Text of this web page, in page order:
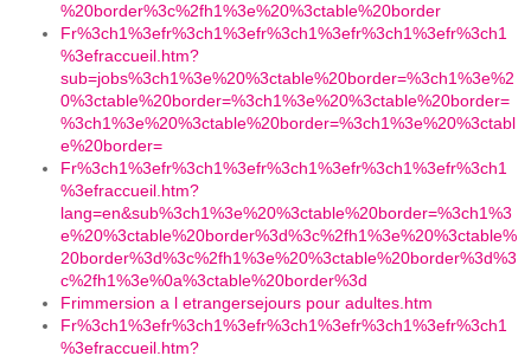
%20border%3c%2fh1%3e%20%3ctable%20border
Fr%3ch1%3efr%3ch1%3efr%3ch1%3efr%3ch1%3efr%3ch1
%3efraccueil.htm?
sub=jobs%3ch1%3e%20%3ctable%20border=%3ch1%3e%2
0%3ctable%20border=%3ch1%3e%20%3ctable%20border=
%3ch1%3e%20%3ctable%20border=%3ch1%3e%20%3ctabl
e%20border=
Fr%3ch1%3efr%3ch1%3efr%3ch1%3efr%3ch1%3efr%3ch1
%3efraccueil.htm?
lang=en&sub%3ch1%3e%20%3ctable%20border=%3ch1%3
e%20%3ctable%20border%3d%3c%2fh1%3e%20%3ctable%
20border%3d%3c%2fh1%3e%20%3ctable%20border%3d%3
c%2fh1%3e%0a%3ctable%20border%3d
Frimmersion a l etrangersejours pour adultes.htm
Fr%3ch1%3efr%3ch1%3efr%3ch1%3efr%3ch1%3efr%3ch1
%3efraccueil.htm?